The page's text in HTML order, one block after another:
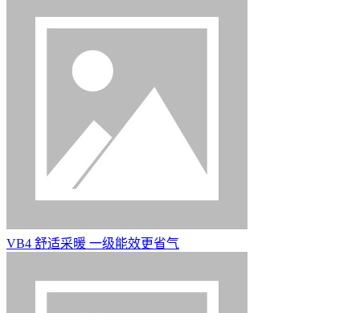
VB4 舒适采暖 一级能效更省气